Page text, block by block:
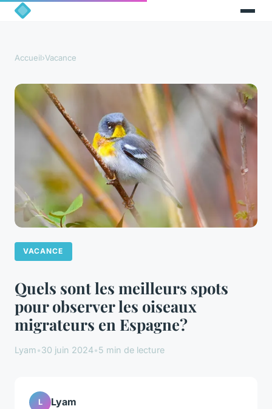
Accueil›Vacance
VACANCE
Quels sont les meilleurs spots
pour observer les oiseaux
migrateurs en Espagne?
Lyam•30 juin 2024•5 min de lecture
L Lyam